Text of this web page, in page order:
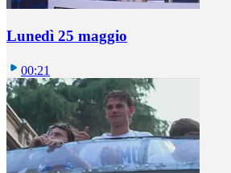
Lunedì 25 maggio
00:21